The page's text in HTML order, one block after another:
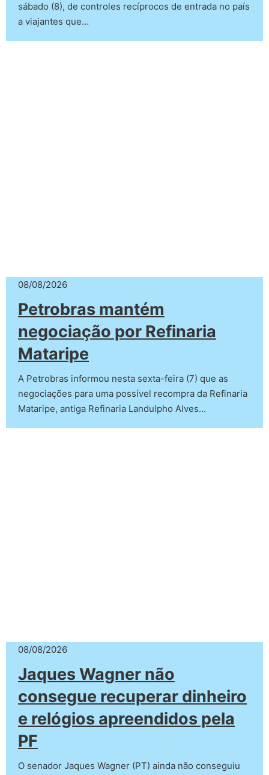
sábado (8), de controles recíprocos de entrada no país
a viajantes que…
08/08/2026
Petrobras mantém
negociação por Refinaria
Mataripe
A Petrobras informou nesta sexta-feira (7) que as
negociações para uma possível recompra da Refinaria
Mataripe, antiga Refinaria Landulpho Alves…
08/08/2026
Jaques Wagner não
consegue recuperar dinheiro
e relógios apreendidos pela
PF
O senador Jaques Wagner (PT) ainda não conseguiu